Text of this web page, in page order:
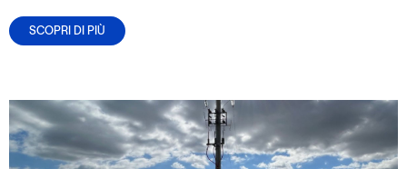
SCOPRI DI PIÙ